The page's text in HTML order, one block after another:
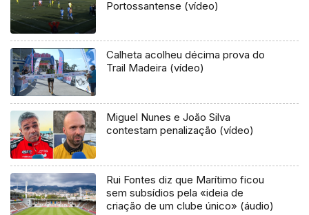
Portossantense (vídeo)
Calheta acolheu décima prova do
Trail Madeira (vídeo)
Miguel Nunes e João Silva
contestam penalização (vídeo)
Rui Fontes diz que Marítimo ficou
sem subsídios pela «ideia de
criação de um clube único» (áudio)